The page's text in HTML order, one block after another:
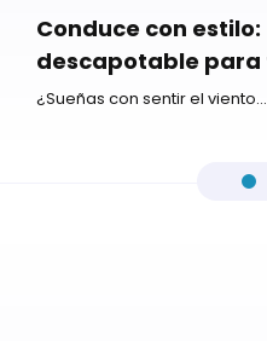
Conduce con estilo:
descapotable para
aventura!
¿Sueñas con sentir el viento...